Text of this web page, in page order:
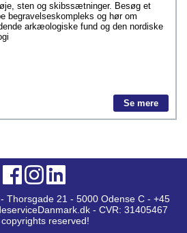
sten og skibssætninger. Besøg et
begravelseskompleks og hør om
arkæologiske fund og den nordiske
Se mere
Thorsgade 21 - 5000 Odense C - +45
- CVR: 31405467
reserved!